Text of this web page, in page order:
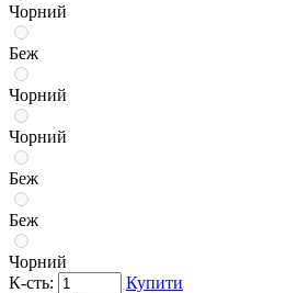
Чорний
Беж
Чорний
Чорний
Беж
Беж
Чорний
К-сть:
Купити